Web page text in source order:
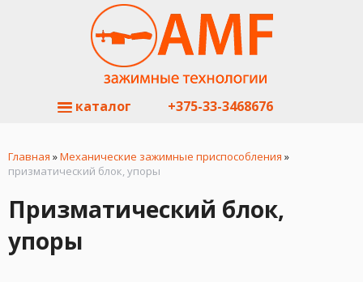
каталог +375-33-3468676
Главная »Механические зажимные приспособления »
призматический блок, упоры
Призматический блок,
упоры